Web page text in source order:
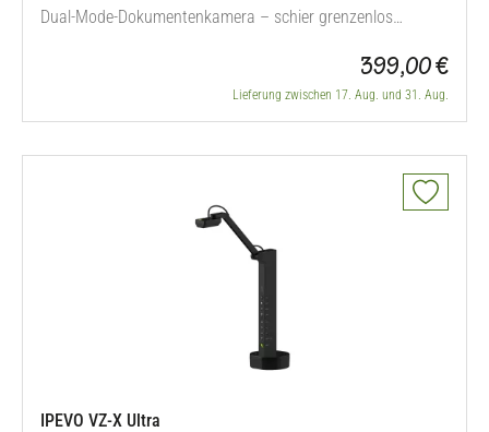
Dual-Mode-Dokumentenkamera – schier grenzenlos
399,00 €
Lieferung zwischen 17. Aug. und 31. Aug.
IPEVO VZ-X Ultra